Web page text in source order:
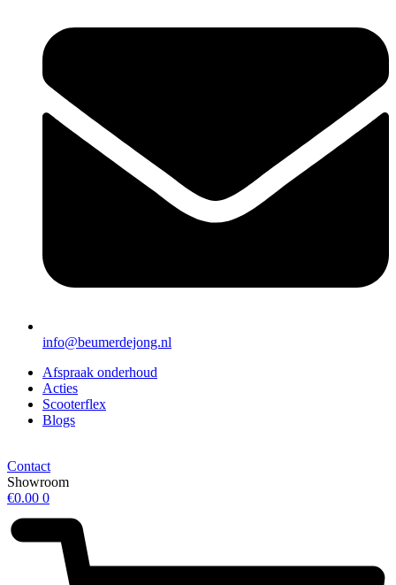
info@beumerdejong.nl
Afspraak onderhoud
Acties
Scooterflex
Blogs
Contact
Showroom
€0.00 0